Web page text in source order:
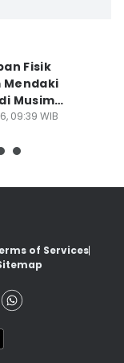
Fisik
Mendaki
Musim
09:39 WIB
of Services